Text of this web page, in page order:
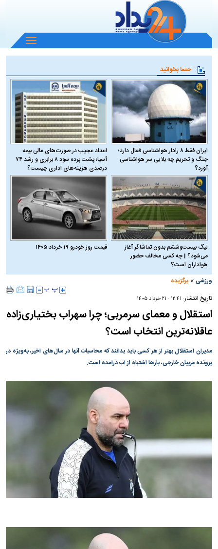
باز
و
منو
حتما بخوانید
ایران فقط ۸ رادار هواشناسی فعال دارد؛
جنگ و تحریم چه بلایی سر هواشناسی
آورد؟
اعداد عجیب در صورت‌های مالی بیمه
آسیا؛ پشت پرده سود ۸ برابری و رشد ۷۴
درصدی هزینه‌های اداری چیست؟
لیگ بیست‌وششم بدون تماشاگر آغاز
می‌شود؟ | چه کسی مخالف حضور
هواداران است؟
قیمت روز خودرو ۱۹ خرداد ۱۴۰۵
ورزشی »برگزیده
تاریخ انتشار: ۱۲:۴۱ - ۲۱ خرداد ۱۴۰۵
استقلال و معمای سرمربی؛ چرا سهراب بختیاری‌زاده
عاقلانه‌ترین انتخاب است؟
مدیران استقلال بهتر از هر کسی باید بدانند که محاسبات آنها در سال‌های اخیر، به‌ویژه در
پرونده مربیان خارجی، بارها اشتباه از آب درآمده است.